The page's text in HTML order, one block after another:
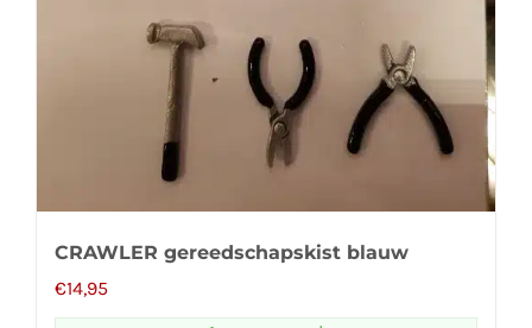
CRAWLER gereedschapskist blauw
€14,95